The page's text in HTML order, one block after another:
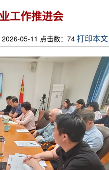
工作推进会
05-11 点击数： 74 打印本文